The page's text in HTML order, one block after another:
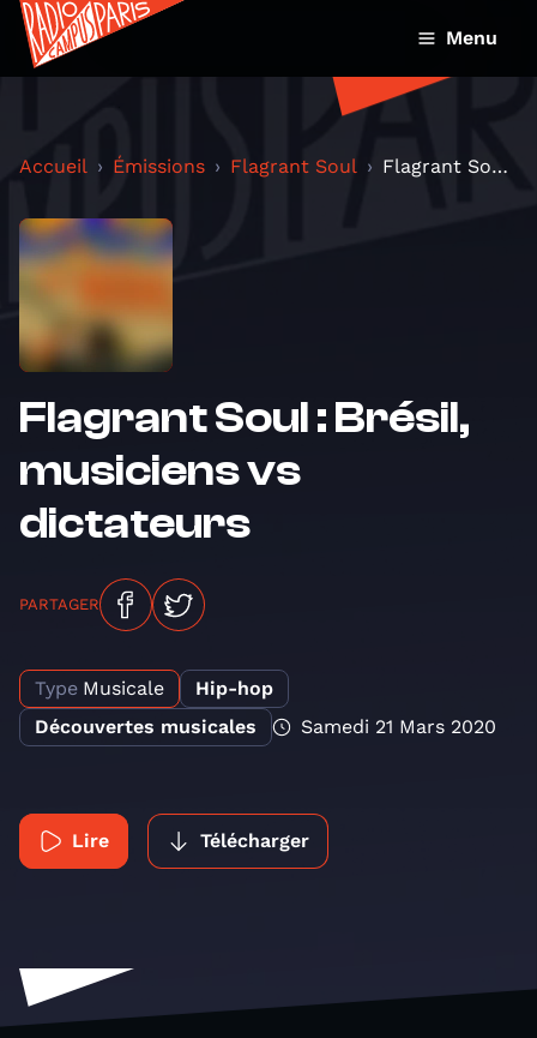
Menu
Accueil Émissions Flagrant Soul Flagrant Soul : Brésil, musiciens vs dictateurs
Flagrant Soul : Brésil,
musiciens vs
dictateurs
PARTAGER
Type Musicale
Hip-hop
Découvertes musicales
Samedi 21 Mars 2020
Lire Télécharger